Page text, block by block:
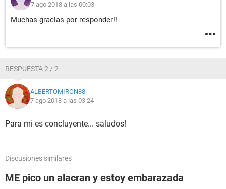
7 ago 2018 a las 00:03
Muchas gracias por responder!!
RESPUESTA 2 / 2
ALBERTOMIRON88
7 ago 2018 a las 03:24
Para mi es concluyente... saludos!
Discusiones similares
ME pico un alacran y estoy embarazada